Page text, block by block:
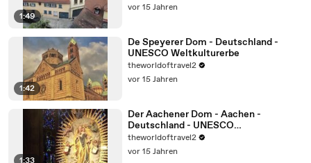
1:49
vor 15 Jahren
1:42
De Speyerer Dom - Deutschland -
UNESCO Weltkulturerbe
theworldoftravel2
vor 15 Jahren
Der Aachener Dom - Aachen -
Deutschland - UNESCO
Weltkulturerbe
theworldoftravel2
vor 15 Jahren